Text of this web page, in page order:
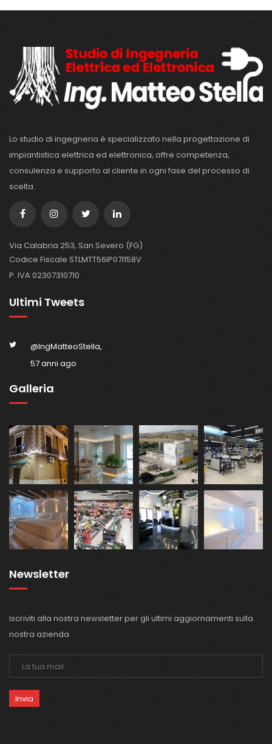
Lo studio di ingegneria è specializzato nella progettazione di
impiantistica elettrica ed elettronica, offre competenza,
consulenza e supporto al cliente in ogni fase del processo di
scelta.
Via Calabria 253, San Severo (FG)
Codice Fiscale STLMTT56IP07I158V
P. IVA 02307310710
Ultimi Tweets
@IngMatteoStella,
57 anni ago
Galleria
Newsletter
Iscriviti alla nostra newsletter per gli ultimi aggiornamenti sulla
nostra azienda